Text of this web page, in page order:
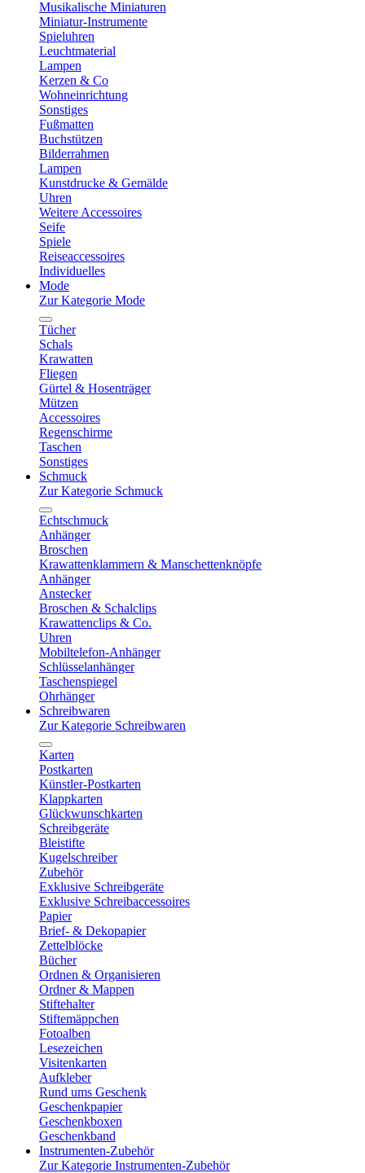
Musikalische Miniaturen
Miniatur-Instrumente
Spieluhren
Leuchtmaterial
Lampen
Kerzen & Co
Wohneinrichtung
Sonstiges
Fußmatten
Buchstützen
Bilderrahmen
Lampen
Kunstdrucke & Gemälde
Uhren
Weitere Accessoires
Seife
Spiele
Reiseaccessoires
Individuelles
Mode
Zur Kategorie Mode
Tücher
Schals
Krawatten
Fliegen
Gürtel & Hosenträger
Mützen
Accessoires
Regenschirme
Taschen
Sonstiges
Schmuck
Zur Kategorie Schmuck
Echtschmuck
Anhänger
Broschen
Krawattenklammern & Manschettenknöpfe
Anhänger
Anstecker
Broschen & Schalclips
Krawattenclips & Co.
Uhren
Mobiltelefon-Anhänger
Schlüsselanhänger
Taschenspiegel
Ohrhänger
Schreibwaren
Zur Kategorie Schreibwaren
Karten
Postkarten
Künstler-Postkarten
Klappkarten
Glückwunschkarten
Schreibgeräte
Bleistifte
Kugelschreiber
Zubehör
Exklusive Schreibgeräte
Exklusive Schreibaccessoires
Papier
Brief- & Dekopapier
Zettelblöcke
Bücher
Ordnen & Organisieren
Ordner & Mappen
Stiftehalter
Stiftemäppchen
Fotoalben
Lesezeichen
Visitenkarten
Aufkleber
Rund ums Geschenk
Geschenkpapier
Geschenkboxen
Geschenkband
Instrumenten-Zubehör
Zur Kategorie Instrumenten-Zubehör